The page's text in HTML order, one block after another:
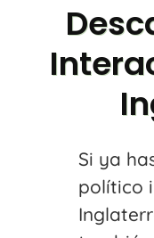
Si ya
político